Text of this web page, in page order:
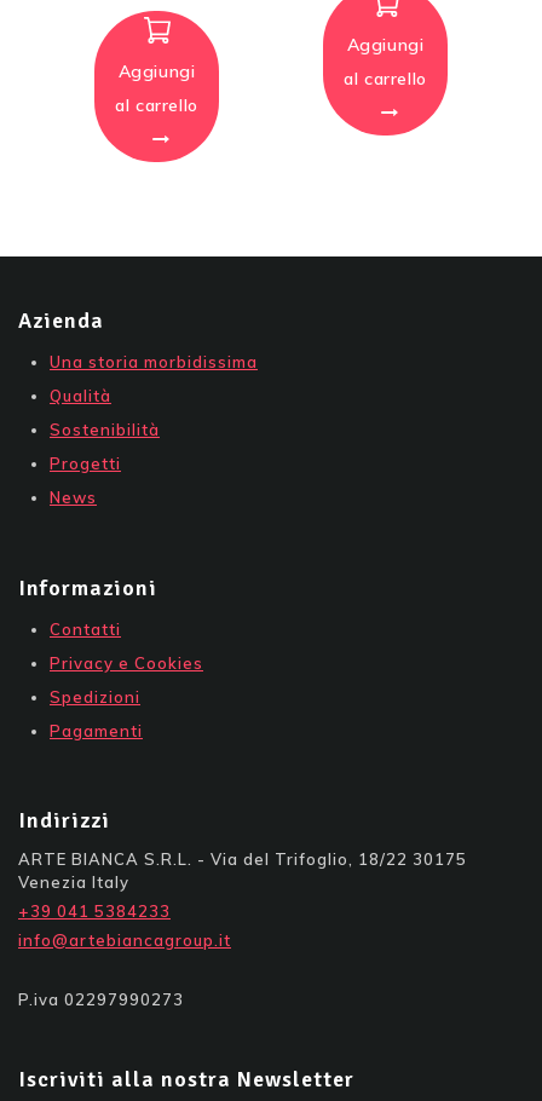
Aggiungi
al carrello
Aggiungi
al carrello
Azienda
Una storia morbidissima
Qualità
Sostenibilità
Progetti
News
Informazioni
Contatti
Privacy e Cookies
Spedizioni
Pagamenti
Indirizzi
ARTE BIANCA S.R.L. - Via del Trifoglio, 18/22 30175
Venezia Italy
+39 041 5384233
info@artebiancagroup.it
P.iva 02297990273
Iscriviti alla nostra Newsletter